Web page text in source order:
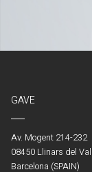
GAVE
Av. Mogent 214-232
08450 Llinars del
Barcelona (SPAIN)